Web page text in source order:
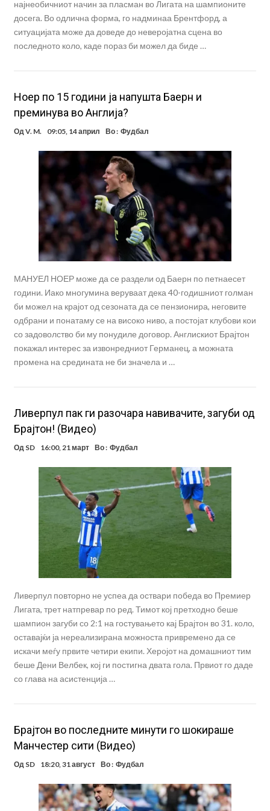
најнеобичниот начин за пласман во Лигата на шампионите
досега. Во одлична форма, го надминаа Брентфорд, а
ситуацијата може да доведе до неверојатна сцена во
последното коло, каде пораз би можел да биде …
Ноер по 15 години ја напушта Баерн и
преминува во Англија?
ОдV. M. 09:05, 14 април Во : Фудбал
МАНУЕЛ НОЕР може да се раздели од Баерн по петнаесет
години. Иако многумина веруваат дека 40-годишниот голман
би можел на крајот од сезоната да се пензионира, неговите
одбрани и понатаму се на високо ниво, а постојат клубови кои
со задоволство би му понудиле договор. Англискиот Брајтон
покажал интерес за извонредниот Германец, а можната
промена на средината не би значела и …
Ливерпул пак ги разочара навивачите, загуби од
Брајтон! (Видео)
Од SD 16:00, 21 март Во : Фудбал
Ливерпул повторно не успеа да оствари победа во Премиер
Лигата, трет натпревар по ред. Тимот кој претходно беше
шампион загуби со 2:1 на гостувањето кај Брајтон во 31. коло,
оставајќи ја нереализирана можноста привремено да се
искачи меѓу првите четири екипи. Херојот на домашниот тим
беше Дени Велбек, кој ги постигна двата гола. Првиот го даде
со глава на асистенција …
Брајтон во последните минути го шокираше
Манчестер сити (Видео)
Од SD 18:20, 31 август Во : Фудбал